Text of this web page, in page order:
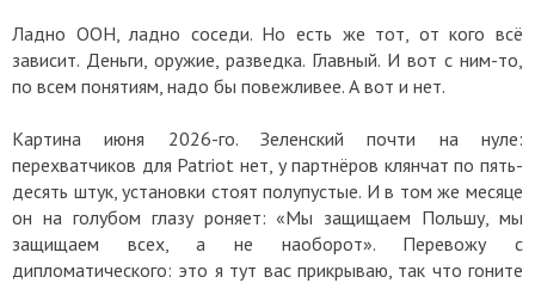
Ладно ООН, ладно соседи. Но есть же тот, от кого всё
зависит. Деньги, оружие, разведка. Главный. И вот с ним-то,
по всем понятиям, надо бы повежливее. А вот и нет.
Картина июня 2026-го. Зеленский почти на нуле:
перехватчиков для Patriot нет, у партнёров клянчат по пять-
десять штук, установки стоят полупустые. И в том же месяце
он на голубом глазу роняет: «Мы защищаем Польшу, мы
защищаем всех, а не наоборот». Перевожу с
дипломатического: это я тут вас прикрываю, так что гоните